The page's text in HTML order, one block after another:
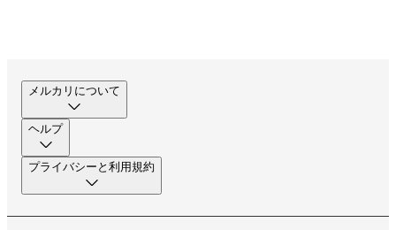
メルカリについて
ヘルプ
プライバシーと利用規約